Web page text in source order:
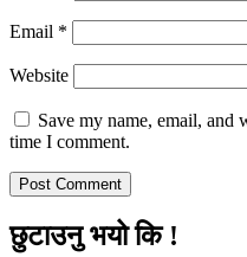
Email *
Website
Save my name, email, and
time I comment.
छुटाउनु भयो कि !